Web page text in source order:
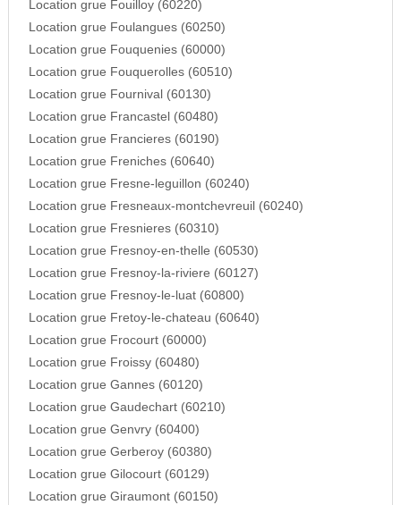
Location grue Fouilloy (60220)
Location grue Foulangues (60250)
Location grue Fouquenies (60000)
Location grue Fouquerolles (60510)
Location grue Fournival (60130)
Location grue Francastel (60480)
Location grue Francieres (60190)
Location grue Freniches (60640)
Location grue Fresne-leguillon (60240)
Location grue Fresneaux-montchevreuil (60240)
Location grue Fresnieres (60310)
Location grue Fresnoy-en-thelle (60530)
Location grue Fresnoy-la-riviere (60127)
Location grue Fresnoy-le-luat (60800)
Location grue Fretoy-le-chateau (60640)
Location grue Frocourt (60000)
Location grue Froissy (60480)
Location grue Gannes (60120)
Location grue Gaudechart (60210)
Location grue Genvry (60400)
Location grue Gerberoy (60380)
Location grue Gilocourt (60129)
Location grue Giraumont (60150)